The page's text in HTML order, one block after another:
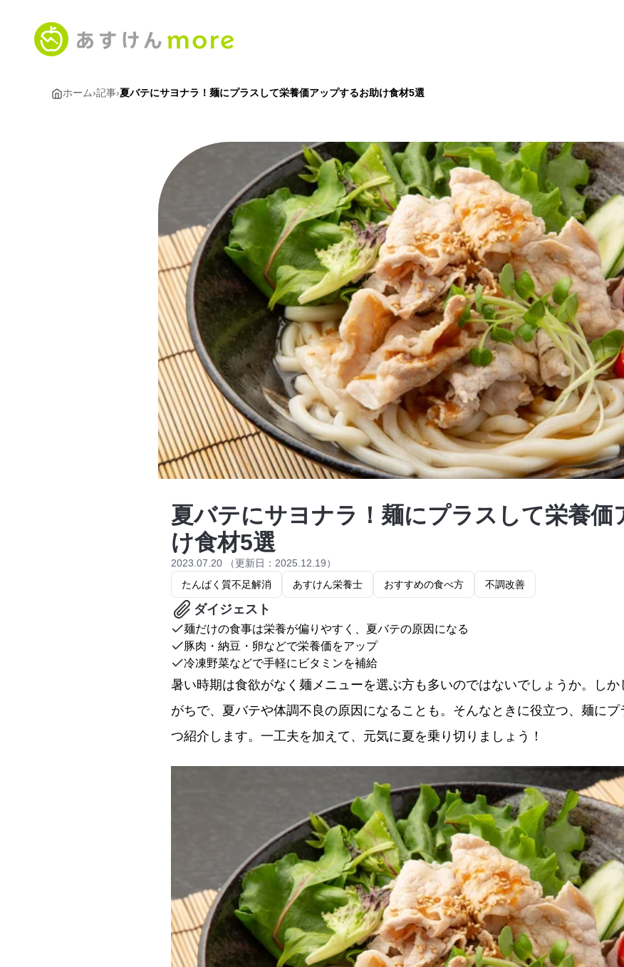
ホーム›記事›夏バテにサヨナラ！麺にプラスして栄養価アップするお助け食材5選
夏バテにサヨナラ！麺にプラスして栄養価
け食材5選
2023.07.20 （更新日：2025.12.19）
たんぱく質不足解消
あすけん栄養士 おすすめの食べ方 不調改善
ダイジェスト
麺だけの食事は栄養が偏りやすく、夏バテの原因になる
豚肉・納豆・卵などで栄養価をアップ
冷凍野菜などで手軽にビタミンを補給
暑い時期は食欲がなく麺メニューを選ぶ方も多いのではないでしょうか。しか
がちで、夏バテや体調不良の原因になることも。そんなときに役立つ、麺に
つ紹介します。一工夫を加えて、元気に夏を乗り切りましょう！